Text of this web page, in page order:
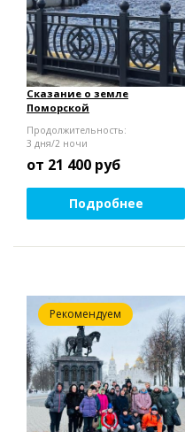
Сказание о земле
Поморской
Продолжительность:
3 дня/2 ночи
от 21 400 руб
Подробнее
Рекомендуем